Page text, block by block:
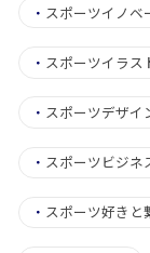
・ スポーツイノベ
・ スポーツイラス
・ スポーツデザイ
・ スポーツビジネ
・ スポーツ好きと